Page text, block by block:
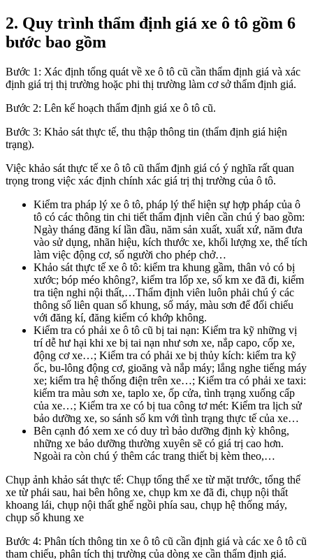
2. Quy trình thẩm định giá xe ô tô gồm 6
bước bao gồm
Bước 1: Xác định tổng quát về xe ô tô cũ cần thẩm định giá và xác
định giá trị thị trường hoặc phi thị trường làm cơ sở thẩm định giá.
Bước 2: Lên kế hoạch thẩm định giá xe ô tô cũ.
Bước 3: Khảo sát thực tế, thu thập thông tin (thẩm định giá hiện
trạng).
Việc khảo sát thực tế xe ô tô cũ thẩm định giá có ý nghĩa rất quan
trọng trong việc xác định chính xác giá trị thị trường của ô tô.
Kiểm tra pháp lý xe ô tô, pháp lý thể hiện sự hợp pháp của ô
tô có các thông tin chi tiết thẩm định viên cần chú ý bao gồm:
Ngày tháng đăng kí lần đầu, năm sản xuất, xuất xứ, năm đưa
vào sử dụng, nhãn hiệu, kích thước xe, khối lượng xe, thể tích
làm việc động cơ, số người cho phép chở…
Khảo sát thực tế xe ô tô: kiểm tra khung gầm, thân vỏ có bị
xước; bóp méo không?, kiểm tra lốp xe, số km xe đã đi, kiểm
tra tiện nghi nội thất,…Thẩm định viên luôn phải chú ý các
thông số liên quan số khung, số máy, màu sơn để đối chiếu
với đăng kí, đăng kiểm có khớp không.
Kiểm tra có phải xe ô tô cũ bị tai nạn: Kiểm tra kỹ những vị
trí dễ hư hại khi xe bị tai nạn như sơn xe, nắp capo, cốp xe,
động cơ xe…; Kiểm tra có phải xe bị thủy kích: kiểm tra kỹ
ốc, bu-lông động cơ, gioăng và nắp máy; lắng nghe tiếng máy
xe; kiểm tra hệ thống điện trên xe…; Kiểm tra có phải xe taxi:
kiểm tra màu sơn xe, taplo xe, ốp cửa, tình trạng xuống cấp
của xe…; Kiểm tra xe có bị tua công tơ mét: Kiểm tra lịch sử
bảo dưỡng xe, so sánh số km với tình trạng thực tế của xe…
Bên cạnh đó xem xe có duy trì bảo dưỡng định kỳ không,
những xe bảo dưỡng thường xuyên sẽ có giá trị cao hơn.
Ngoài ra còn chú ý thêm các trang thiết bị kèm theo,…
Chụp ảnh khảo sát thực tế: Chụp tổng thể xe từ mặt trước, tổng thể
xe từ phái sau, hai bên hông xe, chụp km xe đã đi, chụp nội thất
khoang lái, chụp nội thất ghế ngồi phía sau, chụp hệ thống máy,
chụp số khung xe
Bước 4: Phân tích thông tin xe ô tô cũ cần định giá và các xe ô tô cũ
tham chiếu, phân tích thị trường của dòng xe cần thẩm định giá.